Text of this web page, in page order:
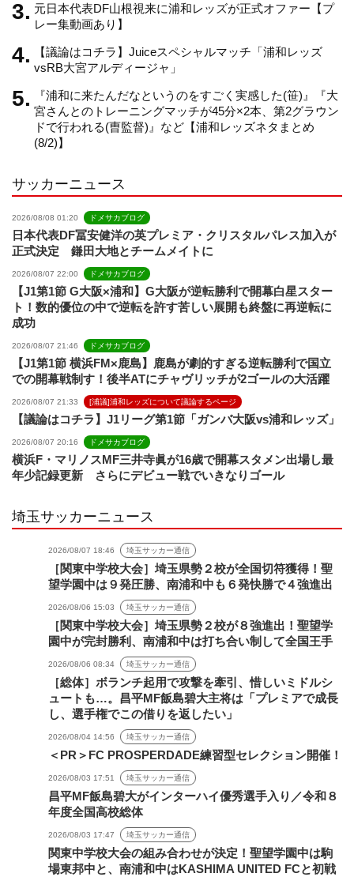
n
e
元日本代表DF山根視来に浦和レッズが正式オファー【プ
レー集動画あり】
【議論はコチラ】Juiceスペシャルマッチ「浦和レッズ
vsRB大宮アルディージャ」
『浦和に来たんだなというのをすごく実感した(笹)』『大
宮さんとのトレーニングマッチが45分×2本、第2グラウン
ドで行われる(曺監督)』など【浦和レッズネタまとめ
(8/2)】
サッカーニュース
2026/08/08 01:20 ドメサカブログ
日本代表DF冨安健洋の英プレミア・クリスタルパレス加入が
正式決定 鎌田大地とチームメイトに
2026/08/07 22:00 ドメサカブログ
【J1第1節 G大阪×浦和】G大阪が逆転勝利で開幕白星スター
ト！数的優位の中で逆転を許す苦しい展開も終盤に再逆転に
成功
2026/08/07 21:46 ドメサカブログ
【J1第1節 横浜FM×鹿島】鹿島が劇的すぎる逆転勝利で国立
での開幕戦制す！後半ATにチャヴリッチが2ゴールの大活躍
2026/08/07 21:33 [浦議]浦和レッズについて議論するページ
【議論はコチラ】J1リーグ第1節「ガンバ大阪vs浦和レッズ」
2026/08/07 20:16 ドメサカブログ
横浜F・マリノスMF三井寺眞が16歳で開幕スタメン出場し最
年少記録更新 さらにデビュー戦でいきなりゴール
埼玉サッカーニュース
2026/08/07 18:46 埼玉サッカー通信
［関東中学校大会］埼玉県勢２校が全国切符獲得！聖
望学園中は９発圧勝、南浦和中も６発快勝で４強進出
2026/08/06 15:03 埼玉サッカー通信
［関東中学校大会］埼玉県勢２校が８強進出！聖望学
園中が完封勝利、南浦和中は打ち合い制して全国王手
2026/08/06 08:34 埼玉サッカー通信
［総体］ボランチ起用で攻撃を牽引、惜しいミドルシ
ュートも…。昌平MF飯島碧大主将は「プレミアで成長
し、選手権でこの借りを返したい」
2026/08/04 14:56 埼玉サッカー通信
＜PR＞FC PROSPERDADE練習型セレクション開催！
2026/08/03 17:51 埼玉サッカー通信
昌平MF飯島碧大がインターハイ優秀選手入り／令和８
年度全国高校総体
2026/08/03 17:47 埼玉サッカー通信
関東中学校大会の組み合わせが決定！聖望学園中は駒
場東邦中と、南浦和中はKASHIMA UNITED FCと初戦